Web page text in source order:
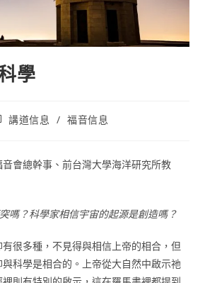
學
講道信息 / 福音信息
會總幹事、前台灣大學海洋研究所教
嗎？科學家相信宇宙的起源是創造嗎？
很多種，不見得與相信上帝的相合，但
科學是相合的。上帝從大自然中啟示祂